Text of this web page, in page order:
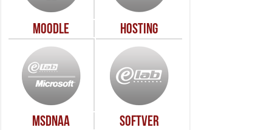
Moodle Hosting
MSDNAA Softver